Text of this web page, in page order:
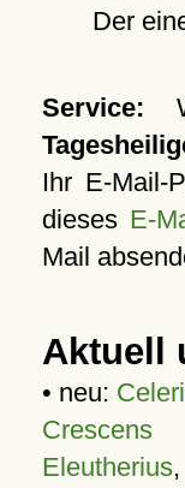
Der
Service:
Ihr E-Mail-
dieses E-
Mail
Aktuell
• neu:
Crescens
Eleutherius,